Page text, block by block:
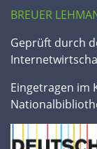
BREUER
Geprüft durch
Eingetragen im